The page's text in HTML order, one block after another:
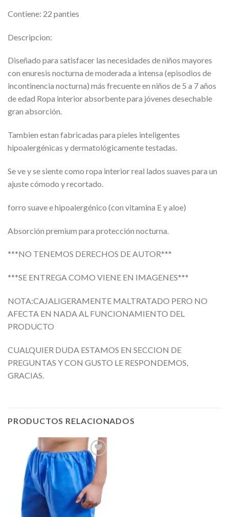
Contiene: 22 panties
Descripcion:
Diseñado para satisfacer las necesidades de niños mayores
con enuresis nocturna de moderada a intensa (episodios de
incontinencia nocturna) más frecuente en niños de 5 a 7 años
de edad Ropa interior absorbente para jóvenes desechable
gran absorción.
Tambien estan fabricadas para pieles inteligentes
hipoalergénicas y dermatológicamente testadas.
Se ve y se siente como ropa interior real lados suaves para un
ajuste cómodo y recortado.
forro suave e hipoalergénico (con vitamina E y aloe)
Absorción premium para protección nocturna.
***NO TENEMOS DERECHOS DE AUTOR***
***SE ENTREGA COMO VIENE EN IMAGENES***
NOTA:CAJALIGERAMENTE MALTRATADO PERO NO
AFECTA EN NADA AL FUNCIONAMIENTO DEL
PRODUCTO
CUALQUIER DUDA ESTAMOS EN SECCION DE
PREGUNTAS Y CON GUSTO LE RESPONDEMOS,
GRACIAS.
PRODUCTOS RELACIONADOS
Añadir
a la
lista de
deseos